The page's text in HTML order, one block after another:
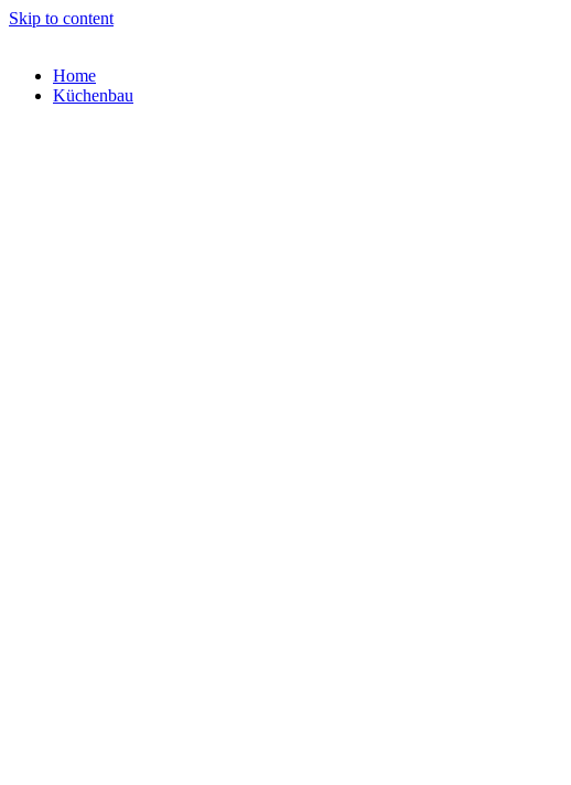
Skip to content
Home
Küchenbau